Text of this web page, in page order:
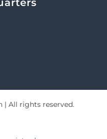
| All rights reserved.